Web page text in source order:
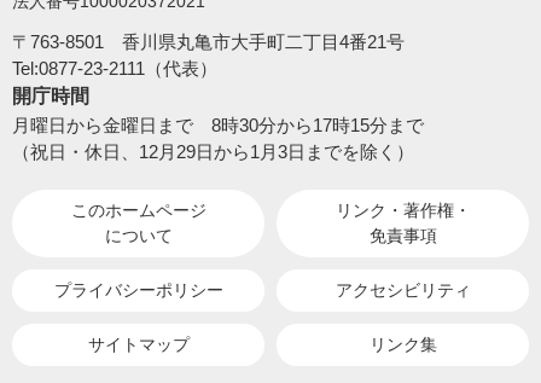
〒763-8501 香川県丸亀市大手町二丁目4番21号
Tel:0877-23-2111（代表）
開庁時間
月曜日から金曜日まで 8時30分から17時15分まで
（祝日・休日、12月29日から1月3日までを除く）
このホームページ
について
リンク・著作権・
免責事項
プライバシーポリシー アクセシビリティ
サイトマップ リンク集